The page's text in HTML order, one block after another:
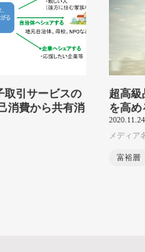
取引サービスの
消費から共有消
超高級
を高め
2020.11.24
メディア
富裕層